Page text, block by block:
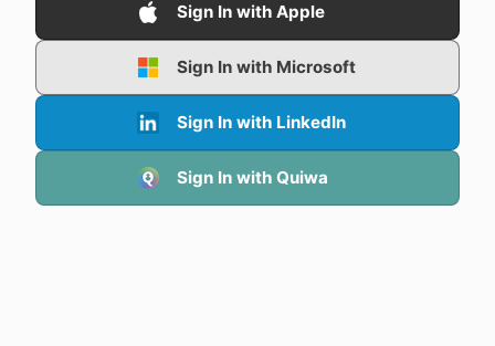
Sign In with Apple
Sign In with Microsoft
Sign In with LinkedIn
Sign In with Quiwa